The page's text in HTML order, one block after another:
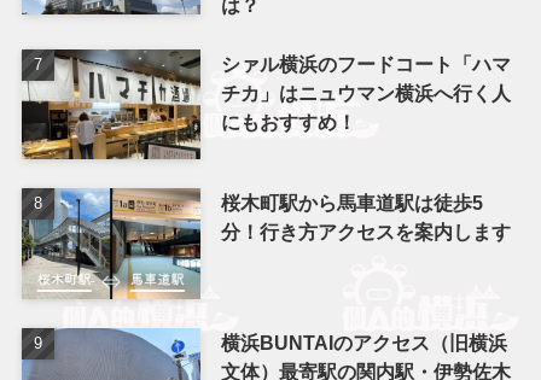
は？
シァル横浜のフードコート「ハマ
チカ」はニュウマン横浜へ行く人
にもおすすめ！
桜木町駅から馬車道駅は徒歩5
分！行き方アクセスを案内します
横浜BUNTAIのアクセス（旧横浜
文体）最寄駅の関内駅・伊勢佐木